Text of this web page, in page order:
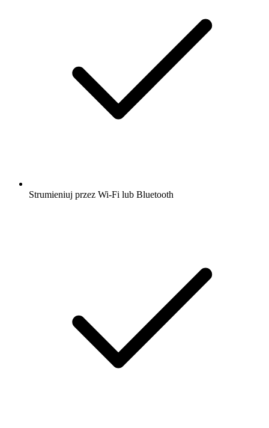
Strumieniuj przez Wi-Fi lub Bluetooth